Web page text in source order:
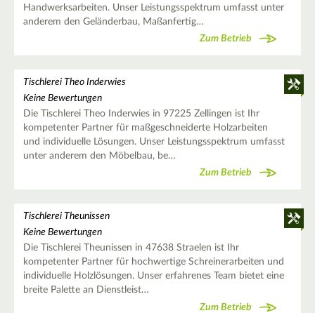
Handwerksarbeiten. Unser Leistungsspektrum umfasst unter
anderem den Geländerbau, Maßanfertig…
Zum Betrieb
Tischlerei Theo Inderwies
Keine Bewertungen
Die Tischlerei Theo Inderwies in 97225 Zellingen ist Ihr
kompetenter Partner für maßgeschneiderte Holzarbeiten
und individuelle Lösungen. Unser Leistungsspektrum umfasst
unter anderem den Möbelbau, be…
Zum Betrieb
Tischlerei Theunissen
Keine Bewertungen
Die Tischlerei Theunissen in 47638 Straelen ist Ihr
kompetenter Partner für hochwertige Schreinerarbeiten und
individuelle Holzlösungen. Unser erfahrenes Team bietet eine
breite Palette an Dienstleist…
Zum Betrieb